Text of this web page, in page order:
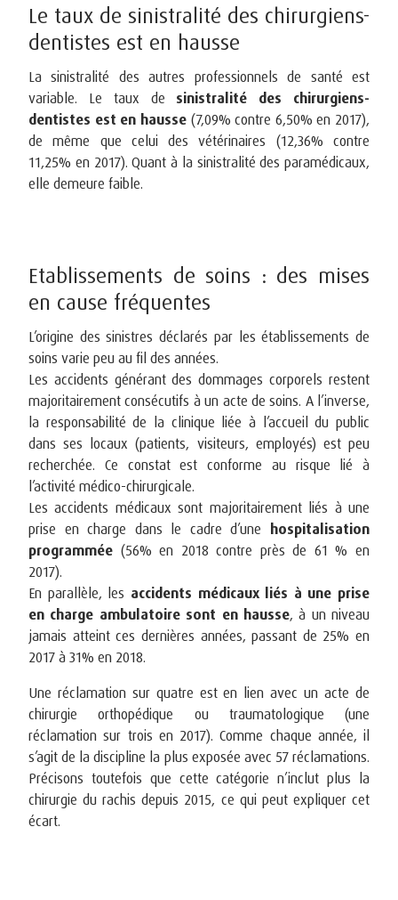
Le taux de sinistralité des chirurgiens-
dentistes est en hausse
La sinistralité des autres professionnels de santé est
variable. Le taux de sinistralité des chirurgiens-
dentistes est en hausse(7,09% contre 6,50% en 2017),
de même que celui des vétérinaires (12,36% contre
11,25% en 2017). Quant à la sinistralité des paramédicaux,
elle demeure faible.
Etablissements de soins : des mises
en cause fréquentes
L’origine des sinistres déclarés par les établissements de
soins varie peu au fil des années.
Les accidents générant des dommages corporels restent
majoritairement consécutifs à un acte de soins. A l’inverse,
la responsabilité de la clinique liée à l’accueil du public
dans ses locaux (patients, visiteurs, employés) est peu
recherchée. Ce constat est conforme au risque lié à
l’activité médico-chirurgicale.
Les accidents médicaux sont majoritairement liés à une
prise en charge dans le cadre d’une hospitalisation
programmée (56% en 2018 contre près de 61 % en
2017).
En parallèle, les accidents médicaux liés à une prise
en charge ambulatoire sont en hausse, à un niveau
jamais atteint ces dernières années, passant de 25% en
2017 à 31% en 2018.
Une réclamation sur quatre est en lien avec un acte de
chirurgie orthopédique ou traumatologique (une
réclamation sur trois en 2017). Comme chaque année, il
s’agit de la discipline la plus exposée avec 57 réclamations.
Précisons toutefois que cette catégorie n’inclut plus la
chirurgie du rachis depuis 2015, ce qui peut expliquer cet
écart.